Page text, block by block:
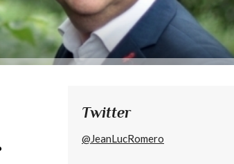
Twitter
@JeanLucRomero